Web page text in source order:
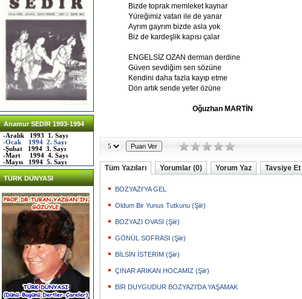
Anamur SEDİR 1993-1994
-Aralık 1993 1. Sayı
-Ocak 1994 2. Sayı
-Şubat 1994 3. Sayı
-Mart 1994 4. Sayı
-Mayıs 1994 5. Sayı
TÜRK DÜNYASI
Bizde toprak memleket kaynar
Yüreğimiz vatan ile de yanar
Ayrım gayrım bizde asla yok
Biz de kardeşlik kapısı çalar
ENGELSİZ OZAN derman derdine
Güven sevdiğim sen sözüne
Kendini daha fazla kayıp etme
Dön artık sende yeter özüne
Oğuzhan MARTİN
Tüm Yazıları Yorumlar (0) Yorum Yaz Tavsiye Et
BOZYAZI'YA GEL
Oldum Bir Yunus Tutkunu (Şiir)
BOZYAZI OVASI (Şiir)
GÖNÜL SOFRASI (Şiir)
BİLSİN İSTERİM (Şiir)
ÇINAR ARIKAN HOCAMIZ (Şiir)
BİR DUYGUDUR BOZYAZI'DA YAŞAMAK